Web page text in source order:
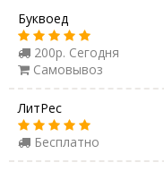
Буквоед
200р. Сегодня
Самовывоз
ЛитРес
Бесплатно